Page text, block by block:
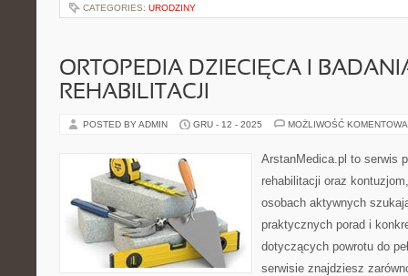
CATEGORIES: URODZINY
ORTOPEDIA DZIECIĘCA I
REHABILITACJI
POSTED BY ADMIN GRU - 12 - 2025 MOŻLIWOŚĆ
ArstanMedica.pl to serwis
rehabilitacji oraz
osobach aktywnych
praktycznych porad i
dotyczących powrotu do
serwisie znajdziesz